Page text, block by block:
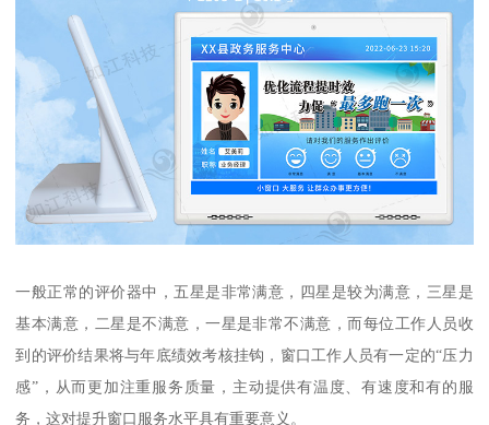
一般正常的评价器中，五星是非常满意，四星是较为满意，三星是
基本满意，二星是不满意，一星是非常不满意，而每位工作人员收
到的评价结果将与年底绩效考核挂钩，窗口工作人员有一定的“压力
感”，从而更加注重服务质量，主动提供有温度、有速度和有的服
务，这对提升窗口服务水平具有重要意义。